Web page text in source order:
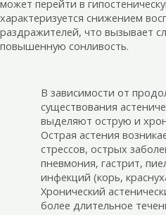
может перейти в
характеризуется снижением
раздражителей, что вызывает
повышенную сонливость.
В зависимости от
существования
выделяют острую и
Острая астения
стрессов, острых
пневмония, гастрит,
инфекций (корь,
Хронический
более длительное